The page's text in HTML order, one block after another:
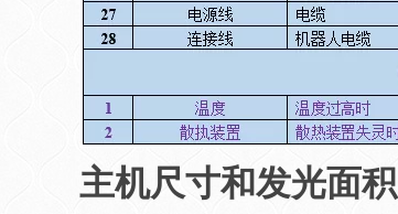
主机尺寸和发光面积